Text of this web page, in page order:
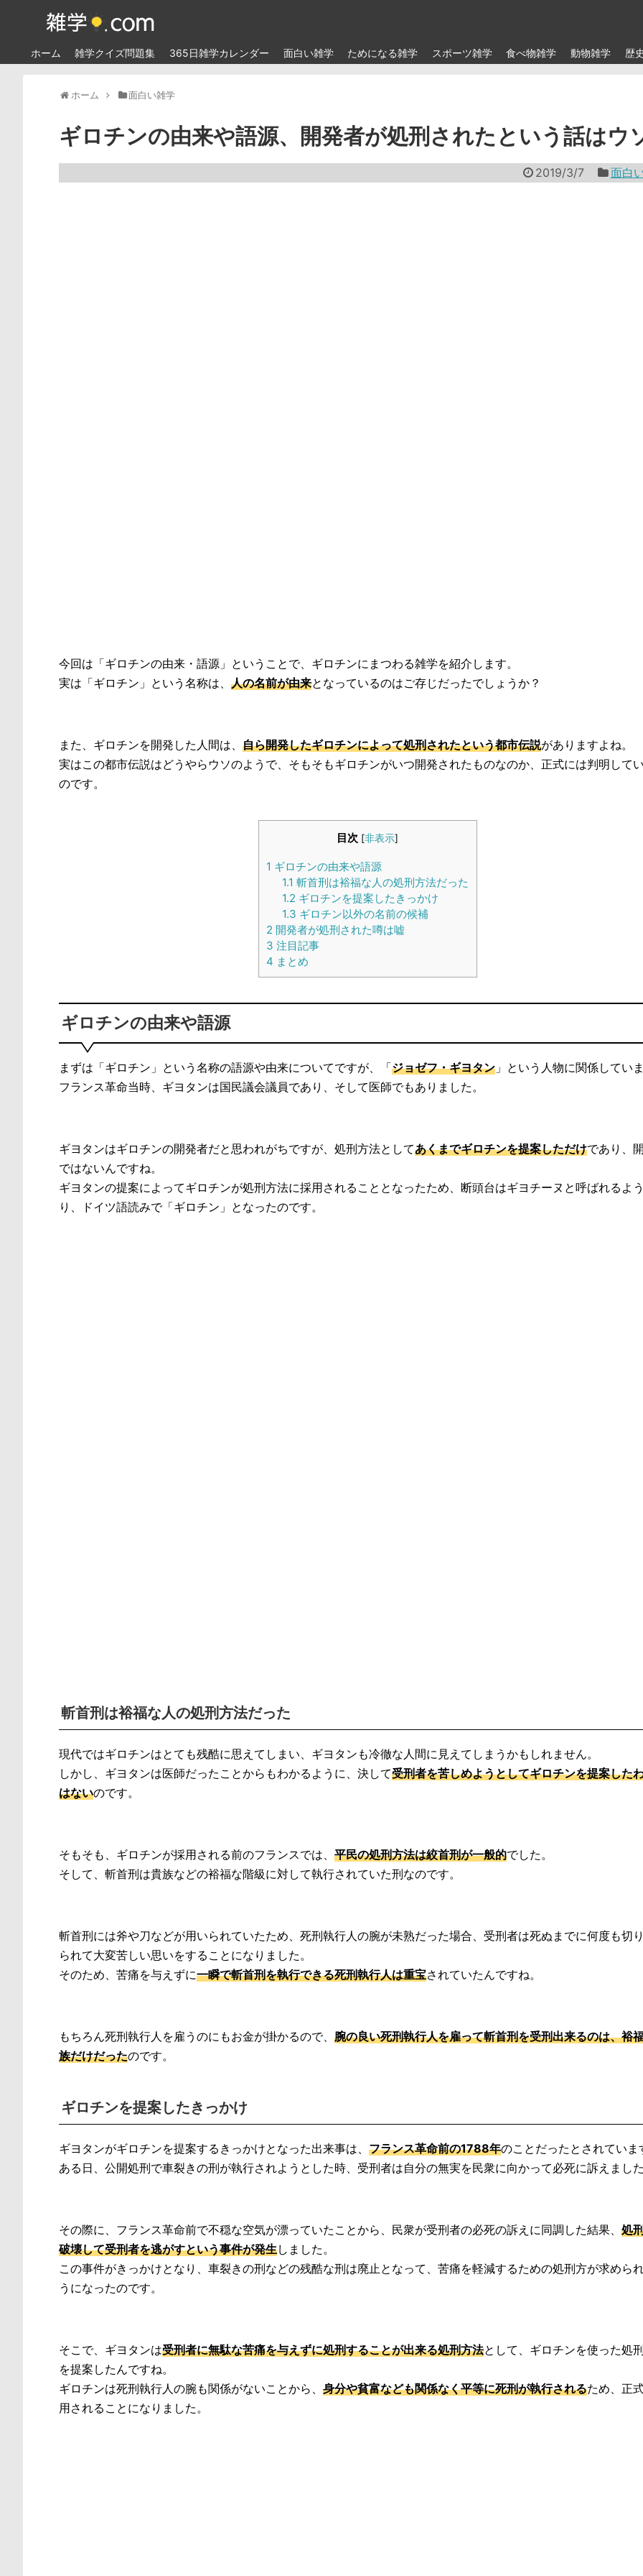
ホーム 雑学クイズ問題集 365日雑学カレンダー 面白い雑学 ためになる雑学 スポーツ雑学 食べ物雑学 動物雑学 歴
ホーム 面白い雑学
ギロチンの由来や語源、開発者が処刑されたという話はウ
2019/3/7 面白
今回は「ギロチンの由来・語源」ということで、ギロチンにまつわる雑学を紹介します。
実は「ギロチン」という名称は、 人の名前が由来となっているのはご存じだったでしょうか？
また、ギロチンを開発した人間は、 自ら開発したギロチンによって処刑されたという都市伝説がありますよね。
実はこの都市伝説はどうやらウソのようで、そもそもギロチンがいつ開発されたものなのか、正式には判明して
のです。
目次 [非表示]
1 ギロチンの由来や語源
1.1 斬首刑は裕福な人の処刑方法だった
1.2 ギロチンを提案したきっかけ
1.3 ギロチン以外の名前の候補
2 開発者が処刑された噂は嘘
3 注目記事
4 まとめ
ギロチンの由来や語源
まずは「ギロチン」という名称の語源や由来についてですが、「ジョゼフ・ギヨタン 」という人物に関係してい
フランス革命当時、ギヨタンは国民議会議員であり、そして医師でもありました。
ギヨタンはギロチンの開発者だと思われがちですが、処刑方法としてあくまでギロチンを提案しただけであり、
ではないんですね。
ギヨタンの提案によってギロチンが処刑方法に採用されることとなったため、断頭台はギヨチーヌと呼ばれるよ
り、ドイツ語読みで「ギロチン」となったのです。
斬首刑は裕福な人の処刑方法だった
現代ではギロチンはとても残酷に思えてしまい、ギヨタンも冷徹な人間に見えてしまうかもしれません。
しかし、ギヨタンは医師だったことからもわかるように、決して受刑者を苦しめようとしてギロチンを提案した
はないのです。
そもそも、ギロチンが採用される前のフランスでは、 平民の処刑方法は絞首刑が一般的でした。
そして、斬首刑は貴族などの裕福な階級に対して執行されていた刑なのです。
斬首刑には斧や刀などが用いられていたため、死刑執行人の腕が未熟だった場合、受刑者は死ぬまでに何度も切
られて大変苦しい思いをすることになりました。
そのため、苦痛を与えずに一瞬で斬首刑を執行できる死刑執行人は重宝されていたんですね。
もちろん死刑執行人を雇うのにもお金が掛かるので、 腕の良い死刑執行人を雇って斬首刑を受刑出来るのは、裕
族だけだったのです。
ギロチンを提案したきっかけ
ギヨタンがギロチンを提案するきっかけとなった出来事は、 フランス革命前の1788年のことだったとされていま
ある日、公開処刑で車裂きの刑が執行されようとした時、受刑者は自分の無実を民衆に向かって必死に訴えまし
その際に、フランス革命前で不穏な空気が漂っていたことから、民衆が受刑者の必死の訴えに同調した結果、 処
破壊して受刑者を逃がすという事件が発生しました。
この事件がきっかけとなり、車裂きの刑などの残酷な刑は廃止となって、苦痛を軽減するための処刑方が求めら
うになったのです。
そこで、ギヨタンは受刑者に無駄な苦痛を与えずに処刑することが出来る処刑方法として、ギロチンを使った処
を提案したんですね。
ギロチンは死刑執行人の腕も関係がないことから、 身分や貧富なども関係なく平等に死刑が執行されるため、正
用されることになりました。